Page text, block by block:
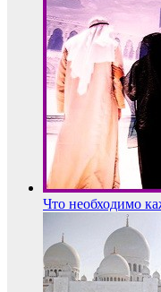
Что необходимо